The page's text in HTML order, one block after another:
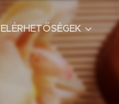
ELÉRHETŐSÉGEK